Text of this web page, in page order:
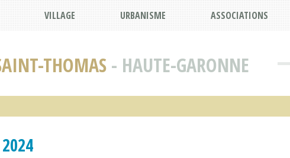
THOMAS - HAUTE-GARONNE
VILLAGE URBANISME ASSOCIATIONS